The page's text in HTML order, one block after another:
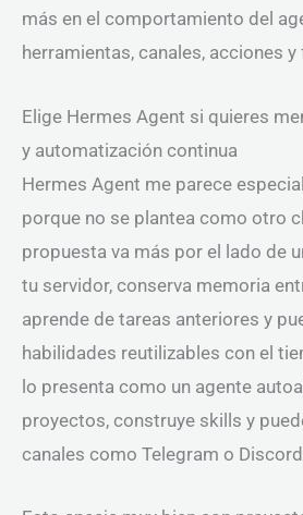
más en el comportamiento del
herramientas, canales, acciones
Elige Hermes Agent si quieres
y automatización continua
Hermes Agent me parece
porque no se plantea como otro
propuesta va más por el lado de
tu servidor, conserva memoria
aprende de tareas anteriores y
habilidades reutilizables con el
lo presenta como un agente
proyectos, construye skills y
canales como Telegram o